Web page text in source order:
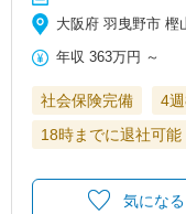
大阪府 羽曳野市 樫
年収 363万円 ～
社会保険完備 4
18時までに退社可能
気になる